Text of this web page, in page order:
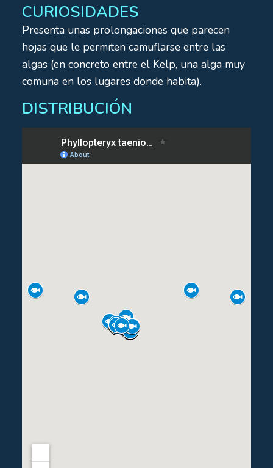
CURIOSIDADES
Presenta unas prolongaciones que parecen
hojas que le permiten camuflarse entre las
algas (en concreto entre el Kelp, una alga muy
comuna en los lugares donde habita).
DISTRIBUCIÓN